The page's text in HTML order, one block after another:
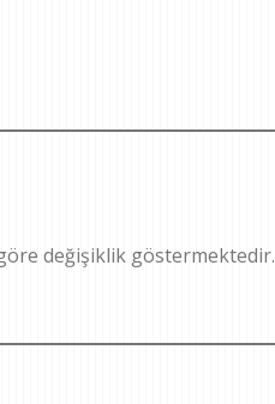
göre değişiklik göstermektedir.